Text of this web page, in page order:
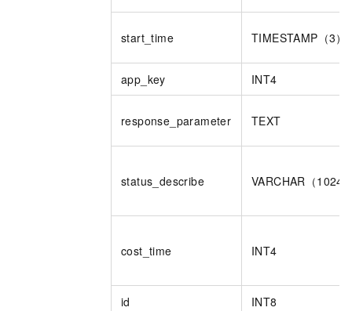
start_time TIMESTAMP（3）
app_key INT4
response_parameter TEXT
status_describe VARCHAR（1024
cost_time INT4
id INT8